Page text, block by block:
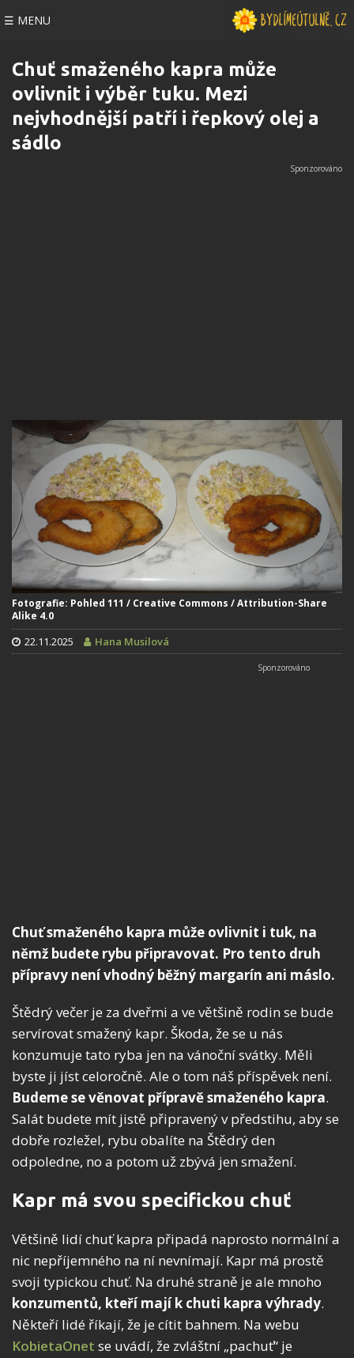
☰ MENU
Chuť smaženého kapra může
ovlivnit i výběr tuku. Mezi
nejvhodnější patří i řepkový olej a
sádlo
Fotografie: Pohled 111 / Creative Commons / Attribution-Share
Alike 4.0
22.11.2025 Hana Musilová
Chuť smaženého kapra může ovlivnit i tuk, na
němž budete rybu připravovat. Pro tento druh
přípravy není vhodný běžný margarín ani máslo.
Štědrý večer je za dveřmi a ve většině rodin se bude
servírovat smažený kapr. Škoda, že se u nás
konzumuje tato ryba jen na vánoční svátky. Měli
byste ji jíst celoročně. Ale o tom náš příspěvek není.
Budeme se věnovat přípravě smaženého kapra.
Salát budete mít jistě připravený v předstihu, aby se
dobře rozležel, rybu obalíte na Štědrý den
odpoledne, no a potom už zbývá jen smažení.
Kapr má svou specifickou chuť
Většině lidí chuť kapra připadá naprosto normální a
nic nepříjemného na ní nevnímají. Kapr má prostě
svoji typickou chuť. Na druhé straně je ale mnoho
konzumentů, kteří mají k chuti kapra výhrady.
Někteří lidé říkají, že je cítit bahnem. Na webu
KobietaOnet se uvádí, že zvláštní „pachuť“ je